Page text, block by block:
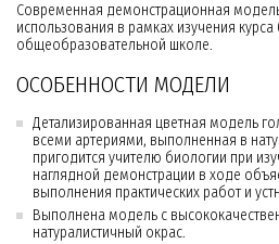
Современная демонстрационная
использования в рамках изучения
общеобразовательной школе.
ОСОБЕННОСТИ МОДЕЛИ
Детализированная цветная модель
всеми артериями, выполненная в
пригодится учителю биологии при
наглядной демонстрации в ходе
выполнения практических работ и
Выполнена модель с
натуралистичный окрас.